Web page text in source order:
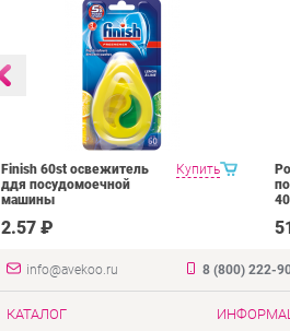
Купить
Finish 60st освежитель
ддя посудомоечной
машины
2.57 ₽
info@avekoo.ru 8 (800) 222-
КАТАЛОГ